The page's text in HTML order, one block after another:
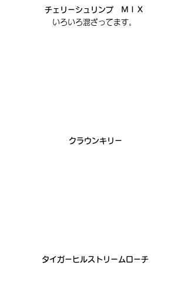
チェリーシュリンプ　ＭＩＸ
いろいろ混ざってます。
クラウンキリー
タイガーヒルストリームローチ